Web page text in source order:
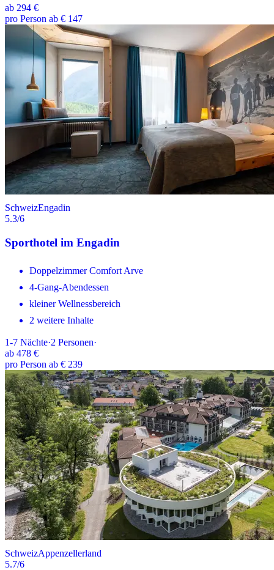
ab 294 €
pro Person ab € 147
SchweizEngadin
5.3/6
Sporthotel im Engadin
Doppelzimmer Comfort Arve
4-Gang-Abendessen
kleiner Wellnessbereich
2 weitere Inhalte
1-7 Nächte·2 Personen·
ab 478 €
pro Person ab € 239
SchweizAppenzellerland
5.7/6